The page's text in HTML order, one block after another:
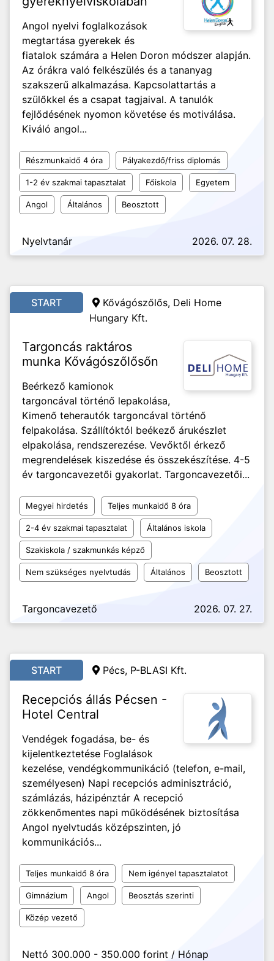
Angol nyelvi foglalkozások
megtartása gyerekek és
fiatalok számára a Helen Doron módszer alapján.
Az órákra való felkészülés és a tananyag
szakszerű alkalmazása. Kapcsolattartás a
szülőkkel és a csapat tagjaival. A tanulók
fejlődésének nyomon követése és motiválása.
Kiváló angol...
Részmunkaidő 4 óra Pályakezdő/friss diplomás
1-2 év szakmai tapasztalat Főiskola Egyetem
Angol Általános Beosztott
Nyelvtanár 2026. 07. 28.
START
Kővágószőlős, Deli Home
Hungary Kft.
Targoncás raktáros
munka Kővágószőlősőn
Beérkező kamionok
targoncával történő lepakolása,
Kimenő teherautók targoncával történő
felpakolása. Szállítóktól beékező árukészlet
elpakolása, rendszerezése. Vevőktől érkező
megrendelések kiszedése és összekészítése. 4-5
év targoncavezetői gyakorlat. Targoncavezetői...
Megyei hirdetés Teljes munkaidő 8 óra
2-4 év szakmai tapasztalat Általános iskola
Szakiskola / szakmunkás képző
Nem szükséges nyelvtudás Általános Beosztott
Targoncavezető 2026. 07. 27.
START Pécs, P-BLASI Kft.
Recepciós állás Pécsen -
Hotel Central
Vendégek fogadása, be- és
kijelentkeztetése Foglalások
kezelése, vendégkommunikáció (telefon, e-mail,
személyesen) Napi recepciós adminisztráció,
számlázás, házipénztár A recepció
zökkenőmentes napi működésének biztosítása
Angol nyelvtudás középszinten, jó
kommunikációs...
Teljes munkaidő 8 óra Nem igényel tapasztalatot
Gimnázium Angol Beosztás szerinti
Közép vezető
Nettó 300.000 - 350.000 forint / Hónap